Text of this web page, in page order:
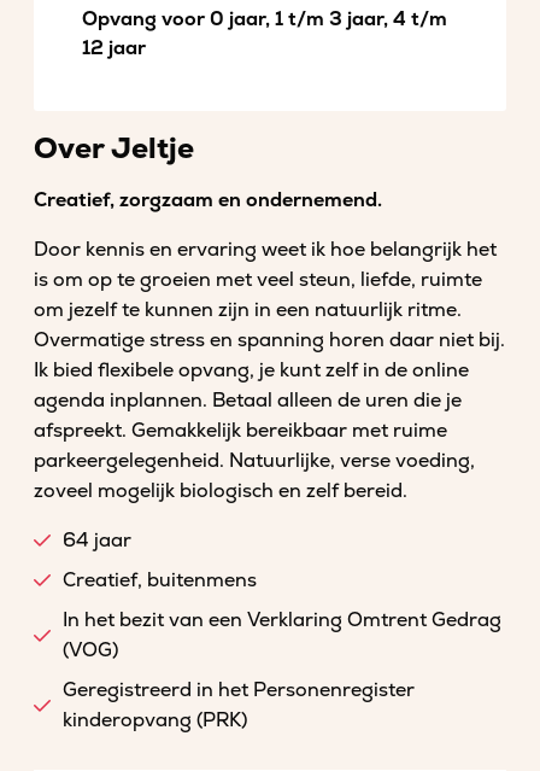
Opvang voor 0 jaar, 1 t/m 3 jaar, 4 t/m
12 jaar
Over Jeltje
Creatief, zorgzaam en ondernemend.
Door kennis en ervaring weet ik hoe belangrijk het
is om op te groeien met veel steun, liefde, ruimte
om jezelf te kunnen zijn in een natuurlijk ritme.
Overmatige stress en spanning horen daar niet bij.
Ik bied flexibele opvang, je kunt zelf in de online
agenda inplannen. Betaal alleen de uren die je
afspreekt. Gemakkelijk bereikbaar met ruime
parkeergelegenheid. Natuurlijke, verse voeding,
zoveel mogelijk biologisch en zelf bereid.
64 jaar
Creatief, buitenmens
In het bezit van een Verklaring Omtrent Gedrag
(VOG)
Geregistreerd in het Personenregister
kinderopvang (PRK)